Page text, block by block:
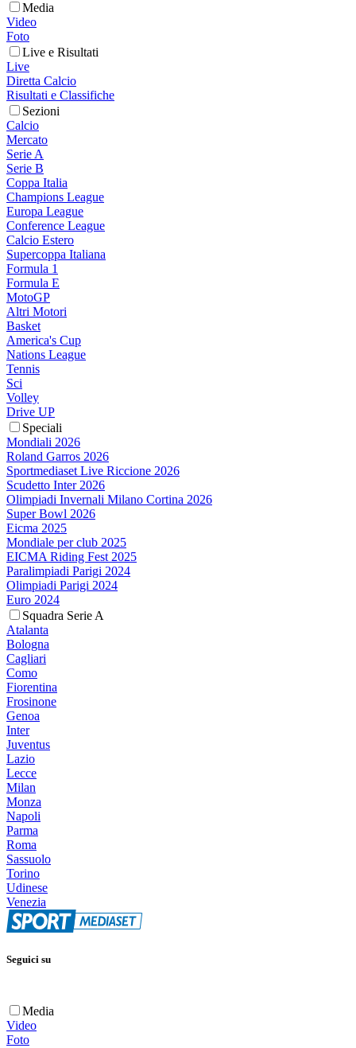
Media
Video
Foto
Live e Risultati
Live
Diretta Calcio
Risultati e Classifiche
Sezioni
Calcio
Mercato
Serie A
Serie B
Coppa Italia
Champions League
Europa League
Conference League
Calcio Estero
Supercoppa Italiana
Formula 1
Formula E
MotoGP
Altri Motori
Basket
America's Cup
Nations League
Tennis
Sci
Volley
Drive UP
Speciali
Mondiali 2026
Roland Garros 2026
Sportmediaset Live Riccione 2026
Scudetto Inter 2026
Olimpiadi Invernali Milano Cortina 2026
Super Bowl 2026
Eicma 2025
Mondiale per club 2025
EICMA Riding Fest 2025
Paralimpiadi Parigi 2024
Olimpiadi Parigi 2024
Euro 2024
Squadra Serie A
Atalanta
Bologna
Cagliari
Como
Fiorentina
Frosinone
Genoa
Inter
Juventus
Lazio
Lecce
Milan
Monza
Napoli
Parma
Roma
Sassuolo
Torino
Udinese
Venezia
Seguici su
Media
Video
Foto